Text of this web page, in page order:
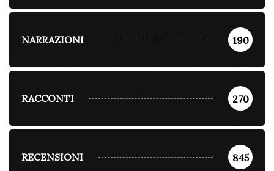
NARRAZIONI 190
RACCONTI 270
RECENSIONI 845